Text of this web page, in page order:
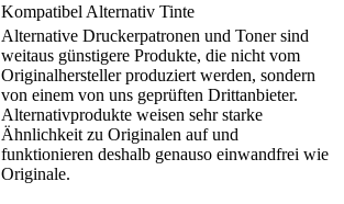
Kompatibel Alternativ Tinte
Alternative Druckerpatronen und Toner sind
weitaus günstigere Produkte, die nicht vom
Originalhersteller produziert werden, sondern
von einem von uns geprüften Drittanbieter.
Alternativprodukte weisen sehr starke
Ähnlichkeit zu Originalen auf und
funktionieren deshalb genauso einwandfrei wie
Originale.